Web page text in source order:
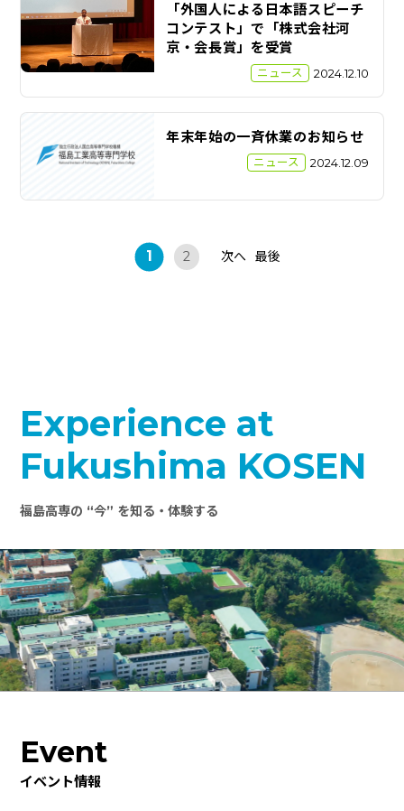
「外国人による日本語スピーチ
コンテスト」で「株式会社河
京・会長賞」を受賞
ニュース 2024.12.10
年末年始の一斉休業のお知らせ
ニュース 2024.12.09
1 2 次へ 最後
Experience at
Fukushima KOSEN
福島高専の “今” を知る・体験する
Event
イベント情報